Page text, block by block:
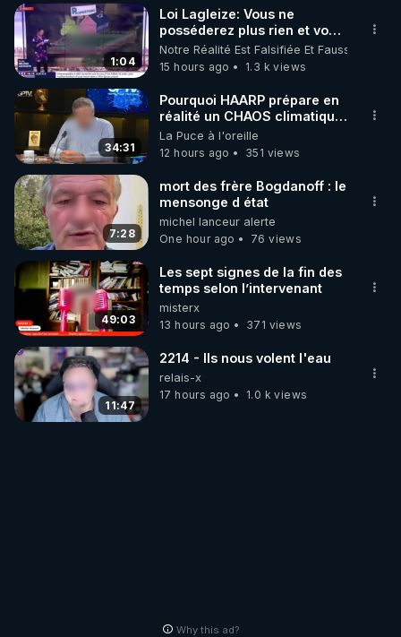
▶ 30 jours gratuit sur l’application de méditation et
de bien-être ENVOL :
Rendez-vous sur https://www.envol.app/code
le code : REGENERE
1:04
Loi Lagleize: Vous ne
posséderez plus rien et vous
serez heureux !
Notre Réalité Est Falsifiée Et Fausse
15 hours ago
1.3 k views
34:31
Pourquoi HAARP prépare en
réalité un CHAOS climatique,
on répond
La Puce à l'oreille
12 hours ago
351 views
7:28
mort des frère Bogdanoff : le
mensonge d état
michel lanceur alerte
One hour ago
76 views
49:03
Les sept signes de la fin des
temps selon l’intervenant
misterx
13 hours ago
371 views
11:47
2214 - Ils nous volent l'eau
relais-x
17 hours ago
1.0 k views
Why this ad?